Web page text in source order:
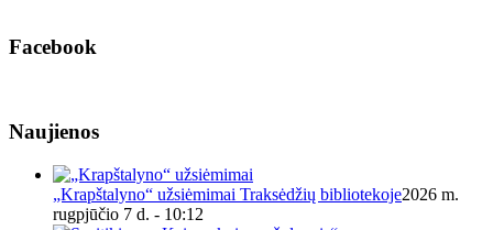
Facebook
Naujienos
„Krapštalyno“ užsiėmimai Traksėdžių bibliotekoje2026 m.
rugpjūčio 7 d. - 10:12